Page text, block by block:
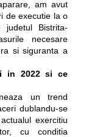
am avut
de executie la o
Bistrita-
necesare
si siguranta a
in 2022 si ce
un trend
dublandu-se
exercitiu
cu conditia